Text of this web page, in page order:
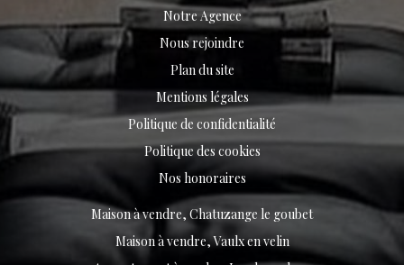
Notre Agence
Nous rejoindre
Plan du site
Mentions légales
Politique de confidentialité
Politique des cookies
Nos honoraires
Maison à vendre, Chatuzange le goubet
Maison à vendre, Vaulx en velin